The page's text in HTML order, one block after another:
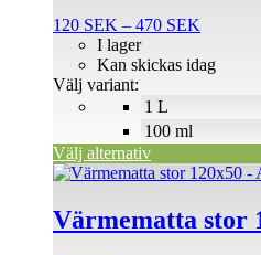
120 SEK – 470 SEK
till
1 L
100 ml
I lager
Kan skickas idag
Välj variant:
Välj alternativ
varianter.
olika
alternativen
på
produktsidan
Värmematta stor